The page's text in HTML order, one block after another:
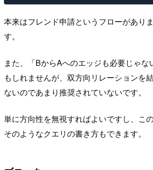
本来はフレンド申請というフローがあり
す。
また、「BからAへのエッジも必要じゃな
もしれませんが、双方向リレーションを
ないのであまり推奨されていないです。
単に方向性を無視すればよいですし、こ
そのようなクエリの書き方もできます。